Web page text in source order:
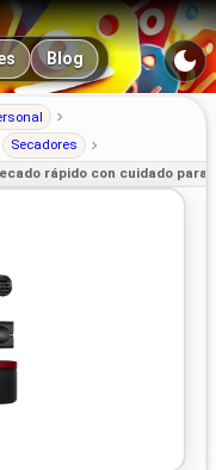
Blog
Secadores
rápido con cuidado para